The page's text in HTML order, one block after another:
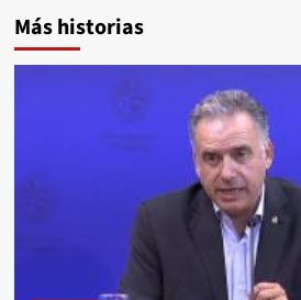
Más historias